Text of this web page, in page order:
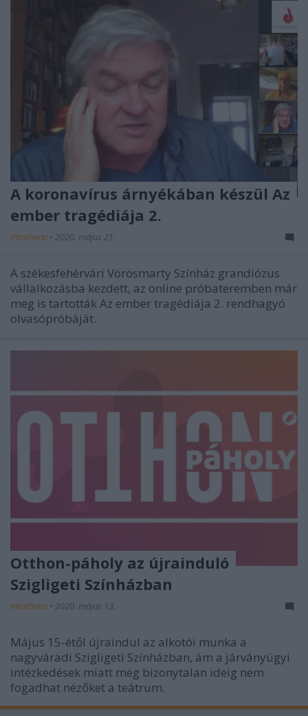
A koronavírus árnyékában készül Az
ember tragédiája 2.
mtothorsi • 2020. május 21.
A székesfehérvári Vörösmarty Színház grandiózus
vállalkozásba kezdett, az online próbateremben már
meg is tartották Az ember tragédiája 2. rendhagyó
olvasópróbáját.
Otthon-páholy az újrainduló
Szigligeti Színházban
mtothorsi • 2020. május 13.
Május 15-étől újraindul az alkotói munka a
nagyváradi Szigligeti Színházban, ám a járványügyi
intézkedések miatt még bizonytalan ideig nem
fogadhat nézőket a teátrum.